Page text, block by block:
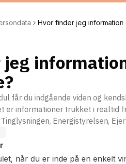
Hvor finder jeg information
jeg
får du indgående viden og
er informationer trukket i realtid
Energistyrelsen,
når du er inde på en enkelt